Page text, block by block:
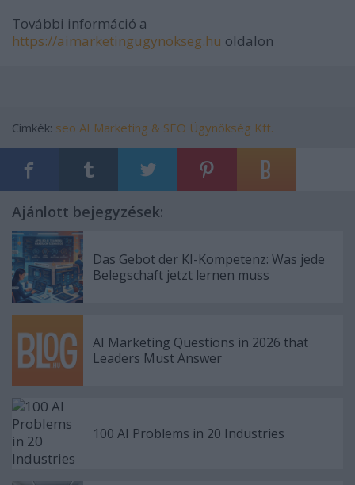
További információ a
https://aimarketingugynokseg.hu oldalon
Címkék: seo AI Marketing & SEO Ügynökség Kft.
Ajánlott bejegyzések:
Das Gebot der KI-Kompetenz: Was jede
Belegschaft jetzt lernen muss
AI Marketing Questions in 2026 that
Leaders Must Answer
100 AI Problems in 20 Industries